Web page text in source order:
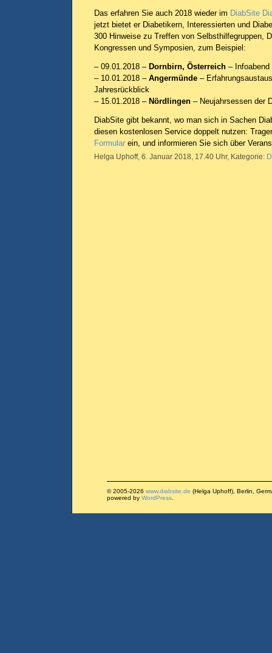
Das erfahren Sie auch 2018 wieder im DiabSite
jetzt bietet er Diabetikern, Interessierten und
300 Hinweise zu Treffen von Selbsthilfegruppen,
Kongressen und Symposien, zum Beispiel:
– 09.01.2018 – Dornbirn, Österreich –
– 10.01.2018 – Angermünde –
Jahresrückblick
– 15.01.2018 – Nördlingen – Neujahrsessen der
DiabSite gibt bekannt, wo man sich in Sachen
diesen kostenlosen Service doppelt nutzen:
Formular ein, und informieren Sie sich über
Helga Uphoff, 6. Januar 2018, 17.40 Uhr, Kategorie:
© 2005-2026 www.diabsite.de (Helga Uphoff), Berlin,
powered by WordPress.